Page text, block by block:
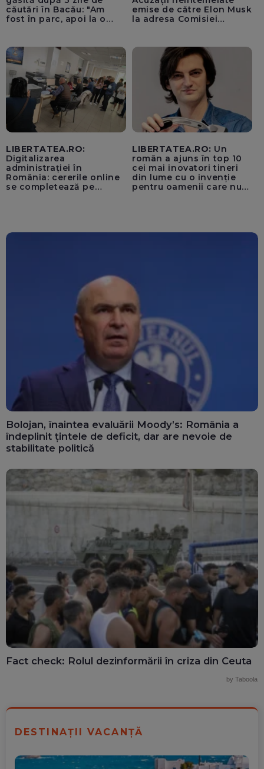
căutări în Bacău: "Am
fost în parc, apoi la o
emise de către Elon Musk
la adresa Comisiei
pentru instaurarea
„cenzurii” pe platforma X
LIBERTATEA.RO:
Digitalizarea
administrației în
România: cererile online
se completează pe
LIBERTATEA.RO: Un
român a ajuns în top 10
cei mai inovatori tineri
din lume cu o invenție
pentru oamenii care nu
Bolojan, înaintea evaluării Moody’s: România a
îndeplinit țintele de deficit, dar are nevoie de
stabilitate politică
Fact check: Rolul dezinformării în criza din Ceuta
by Taboola
DESTINAȚII VACANȚĂ